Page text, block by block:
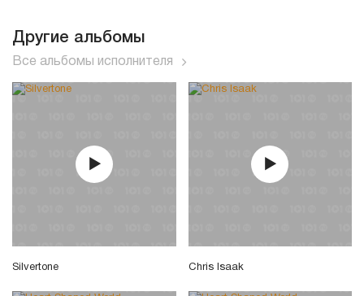
Другие альбомы
Все альбомы исполнителя
Silvertone Chris Isaak